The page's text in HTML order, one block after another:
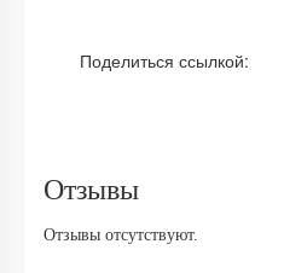
Поделиться ссылкой:
Отзывы
Отзывы отсутствуют.